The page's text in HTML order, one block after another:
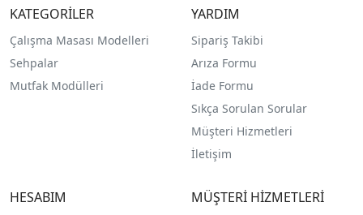
KATEGORİLER
Çalışma Masası Modelleri
Sehpalar
Mutfak Modülleri
YARDIM
Sipariş Takibi
Arıza Formu
İade Formu
Sıkça Sorulan Sorular
Müşteri Hizmetleri
İletişim
HESABIM MÜŞTERİ HİZMETLERİ